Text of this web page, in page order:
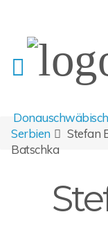
Serbien
Stefan
Batschka